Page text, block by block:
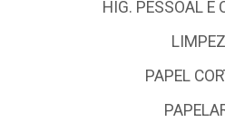
HIG. PESSOAL E
PAPEL